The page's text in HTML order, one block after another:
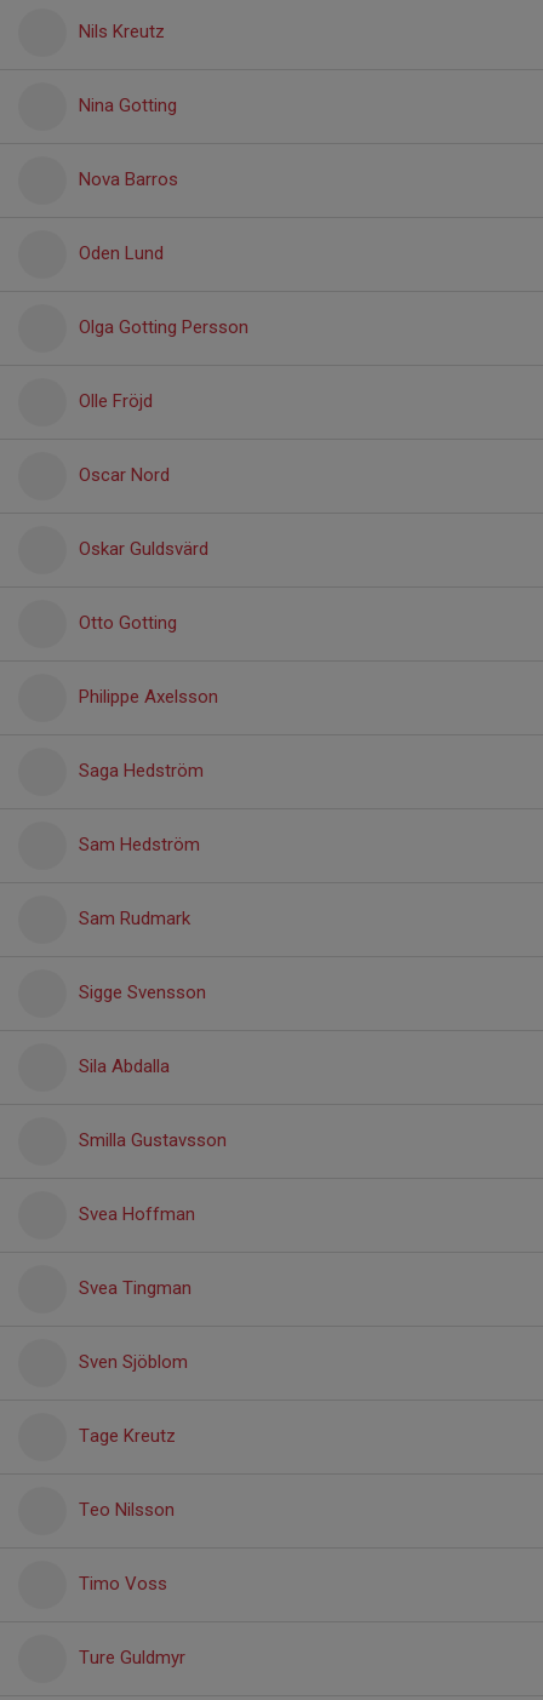
Nils Kreutz
Nina Gotting
Nova Barros
Oden Lund
Olga Gotting Persson
Olle Fröjd
Oscar Nord
Oskar Guldsvärd
Otto Gotting
Philippe Axelsson
Saga Hedström
Sam Hedström
Sam Rudmark
Sigge Svensson
Sila Abdalla
Smilla Gustavsson
Svea Hoffman
Svea Tingman
Sven Sjöblom
Tage Kreutz
Teo Nilsson
Timo Voss
Ture Guldmyr